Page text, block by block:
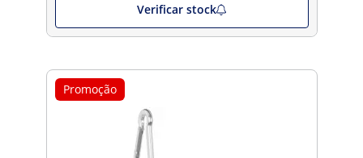
Verificar stock
Promoção